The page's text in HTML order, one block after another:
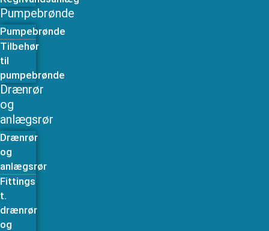
Pumpebrønde
Pumpebrønde
Tilbehør
til
pumpebrønde
Drænrør
og
anlægsrør
Drænrør
og
anlægsrør
Fittings
t.
drænrør
og